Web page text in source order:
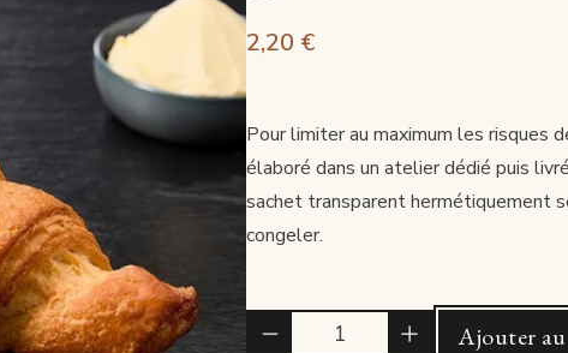
2,20 €
Pour limiter au maximum les risques
élaboré dans un atelier dédié puis
sachet transparent hermétiquement
congeler.
Ajouter